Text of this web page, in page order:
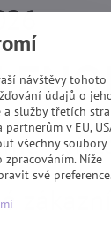
plast
návštěvy tohoto
údajů o
služby třetích
v EU,
všechny soubory
Níže
své